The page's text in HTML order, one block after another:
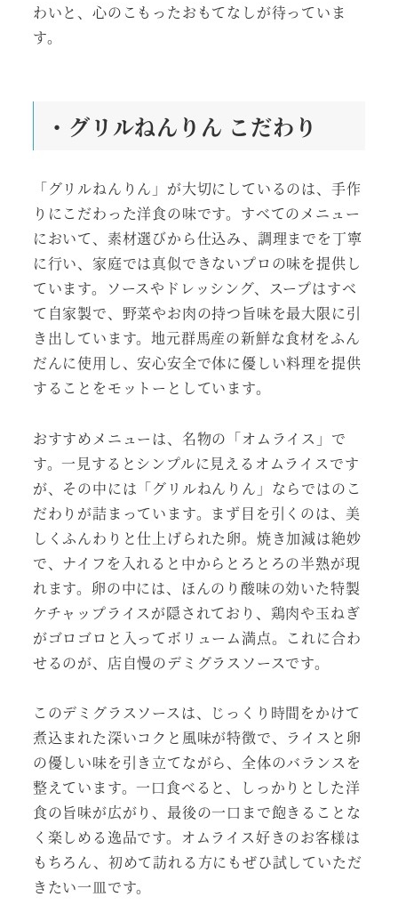
わいと、心のこもったおもてなしが待っていま
す。
・グリルねんりん こだわり
「グリルねんりん」が大切にしているのは、手作
りにこだわった洋食の味です。すべてのメニュー
において、素材選びから仕込み、調理までを丁寧
に行い、家庭では真似できないプロの味を提供し
ています。ソースやドレッシング、スープはすべ
て自家製で、野菜やお肉の持つ旨味を最大限に引
き出しています。地元群馬産の新鮮な食材をふん
だんに使用し、安心安全で体に優しい料理を提供
することをモットーとしています。
おすすめメニューは、名物の「オムライス」で
す。一見するとシンプルに見えるオムライスです
が、その中には「グリルねんりん」ならではのこ
だわりが詰まっています。まず目を引くのは、美
しくふんわりと仕上げられた卵。焼き加減は絶妙
で、ナイフを入れると中からとろとろの半熟が現
れます。卵の中には、ほんのり酸味の効いた特製
ケチャップライスが隠されており、鶏肉や玉ねぎ
がゴロゴロと入ってボリューム満点。これに合わ
せるのが、店自慢のデミグラスソースです。
このデミグラスソースは、じっくり時間をかけて
煮込まれた深いコクと風味が特徴で、ライスと卵
の優しい味を引き立てながら、全体のバランスを
整えています。一口食べると、しっかりとした洋
食の旨味が広がり、最後の一口まで飽きることな
く楽しめる逸品です。オムライス好きのお客様は
もちろん、初めて訪れる方にもぜひ試していただ
きたい一皿です。